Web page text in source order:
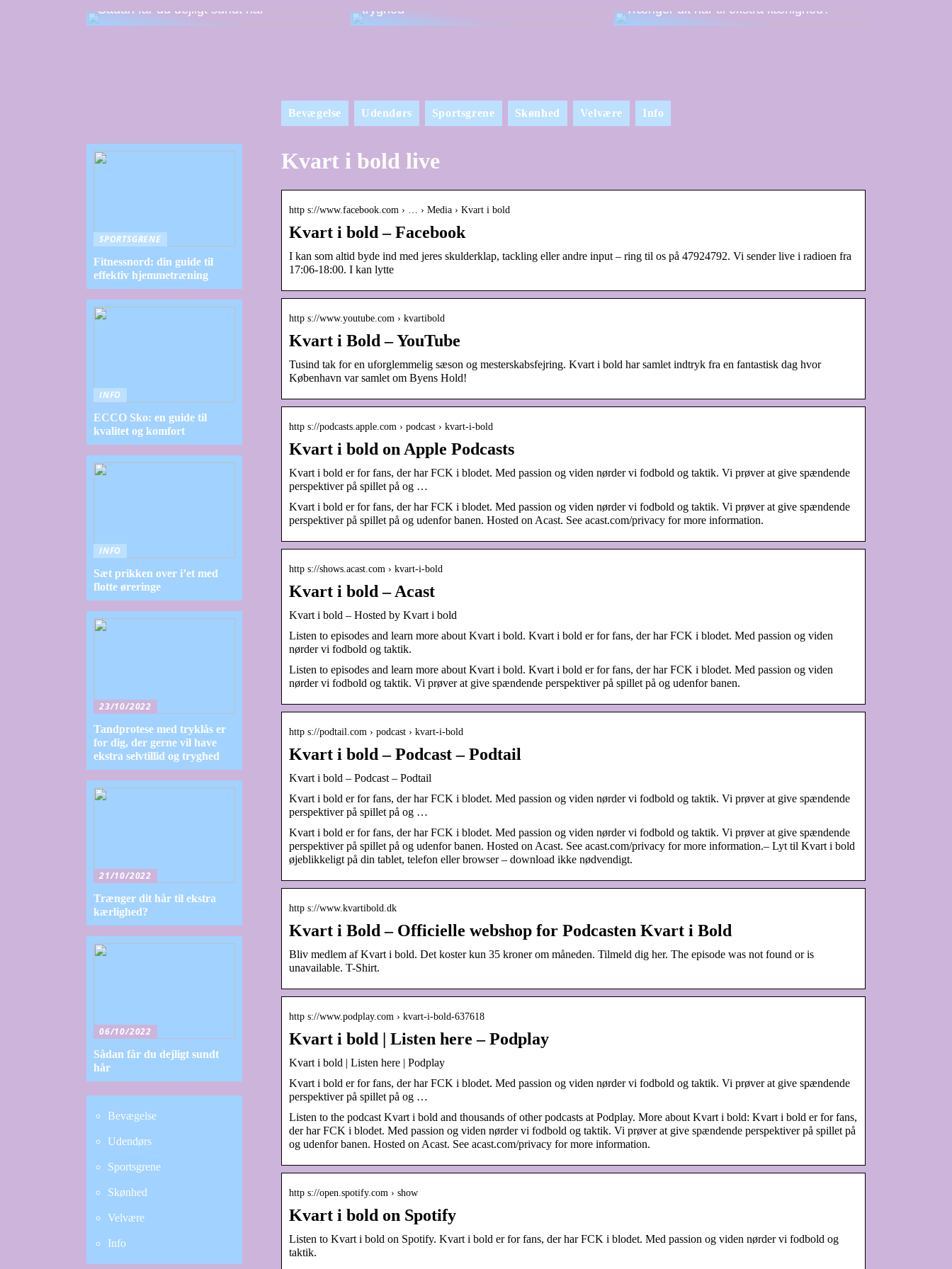
Sådan får du dejligt sundt hår
tryghed
Trænger dit hår til ekstra kærlighed?
Bevægelse Udendørs Sportsgrene Skønhed Velvære Info
Kvart i bold live
http s://www.facebook.com › … › Media › Kvart i bold
Kvart i bold – Facebook
I kan som altid byde ind med jeres skulderklap, tackling eller andre input – ring til os på 47924792. Vi sender live i radioen fra
17:06-18:00. I kan lytte
http s://www.youtube.com › kvartibold
Kvart i Bold – YouTube
Tusind tak for en uforglemmelig sæson og mesterskabsfejring. Kvart i bold har samlet indtryk fra en fantastisk dag hvor
København var samlet om Byens Hold!
http s://podcasts.apple.com › podcast › kvart-i-bold
Kvart i bold on Apple Podcasts
Kvart i bold er for fans, der har FCK i blodet. Med passion og viden nørder vi fodbold og taktik. Vi prøver at give spændende
perspektiver på spillet på og …
Kvart i bold er for fans, der har FCK i blodet. Med passion og viden nørder vi fodbold og taktik. Vi prøver at give spændende
perspektiver på spillet på og udenfor banen. Hosted on Acast. See acast.com/privacy for more information.
http s://shows.acast.com › kvart-i-bold
Kvart i bold – Acast
Kvart i bold – Hosted by Kvart i bold
Listen to episodes and learn more about Kvart i bold. Kvart i bold er for fans, der har FCK i blodet. Med passion og viden
nørder vi fodbold og taktik.
Listen to episodes and learn more about Kvart i bold. Kvart i bold er for fans, der har FCK i blodet. Med passion og viden
nørder vi fodbold og taktik. Vi prøver at give spændende perspektiver på spillet på og udenfor banen.
http s://podtail.com › podcast › kvart-i-bold
Kvart i bold – Podcast – Podtail
Kvart i bold – Podcast – Podtail
Kvart i bold er for fans, der har FCK i blodet. Med passion og viden nørder vi fodbold og taktik. Vi prøver at give spændende
perspektiver på spillet på og …
Kvart i bold er for fans, der har FCK i blodet. Med passion og viden nørder vi fodbold og taktik. Vi prøver at give spændende
perspektiver på spillet på og udenfor banen. Hosted on Acast. See acast.com/privacy for more information.– Lyt til Kvart i bold
øjeblikkeligt på din tablet, telefon eller browser – download ikke nødvendigt.
http s://www.kvartibold.dk
Kvart i Bold – Officielle webshop for Podcasten Kvart i Bold
Bliv medlem af Kvart i bold. Det koster kun 35 kroner om måneden. Tilmeld dig her. The episode was not found or is
unavailable. T-Shirt.
http s://www.podplay.com › kvart-i-bold-637618
Kvart i bold | Listen here – Podplay
Kvart i bold | Listen here | Podplay
Kvart i bold er for fans, der har FCK i blodet. Med passion og viden nørder vi fodbold og taktik. Vi prøver at give spændende
perspektiver på spillet på og …
Listen to the podcast Kvart i bold and thousands of other podcasts at Podplay. More about Kvart i bold: Kvart i bold er for fans,
der har FCK i blodet. Med passion og viden nørder vi fodbold og taktik. Vi prøver at give spændende perspektiver på spillet på
og udenfor banen. Hosted on Acast. See acast.com/privacy for more information.
http s://open.spotify.com › show
Kvart i bold on Spotify
Listen to Kvart i bold on Spotify. Kvart i bold er for fans, der har FCK i blodet. Med passion og viden nørder vi fodbold og
taktik.
SPORTSGRENE
Fitnessnord: din guide til
effektiv hjemmetræning
INFO
ECCO Sko: en guide til
kvalitet og komfort
INFO
Sæt prikken over i’et med
flotte øreringe
23/10/2022
Tandprotese med tryklås er
for dig, der gerne vil have
ekstra selvtillid og tryghed
21/10/2022
Trænger dit hår til ekstra
kærlighed?
06/10/2022
Sådan får du dejligt sundt
hår
Bevægelse
Udendørs
Sportsgrene
Skønhed
Velvære
Info